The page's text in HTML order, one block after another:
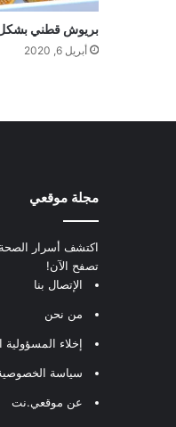
بريوش قطني
أبريل 6, 2020
مجلة موقعي
اكتشف أسرار
تصفح الآن!
الإتصال بنا
من نحن
إخلاء المسؤولية
سياسة
عن موقعي.نت